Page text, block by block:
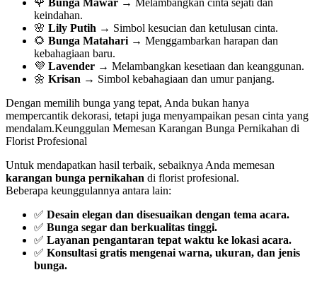
🌹 Bunga Mawar → Melambangkan cinta sejati dan
keindahan.
🌸 Lily Putih → Simbol kesucian dan ketulusan cinta.
🌻 Bunga Matahari → Menggambarkan harapan dan
kebahagiaan baru.
💜 Lavender → Melambangkan kesetiaan dan keanggunan.
🌼 Krisan → Simbol kebahagiaan dan umur panjang.
Dengan memilih bunga yang tepat, Anda bukan hanya
mempercantik dekorasi, tetapi juga menyampaikan pesan cinta yang
mendalam.Keunggulan Memesan Karangan Bunga Pernikahan di
Florist Profesional
Untuk mendapatkan hasil terbaik, sebaiknya Anda memesan
karangan bunga pernikahan di florist profesional.
Beberapa keunggulannya antara lain:
✅ Desain elegan dan disesuaikan dengan tema acara.
✅ Bunga segar dan berkualitas tinggi.
✅ Layanan pengantaran tepat waktu ke lokasi acara.
✅ Konsultasi gratis mengenai warna, ukuran, dan jenis
bunga.